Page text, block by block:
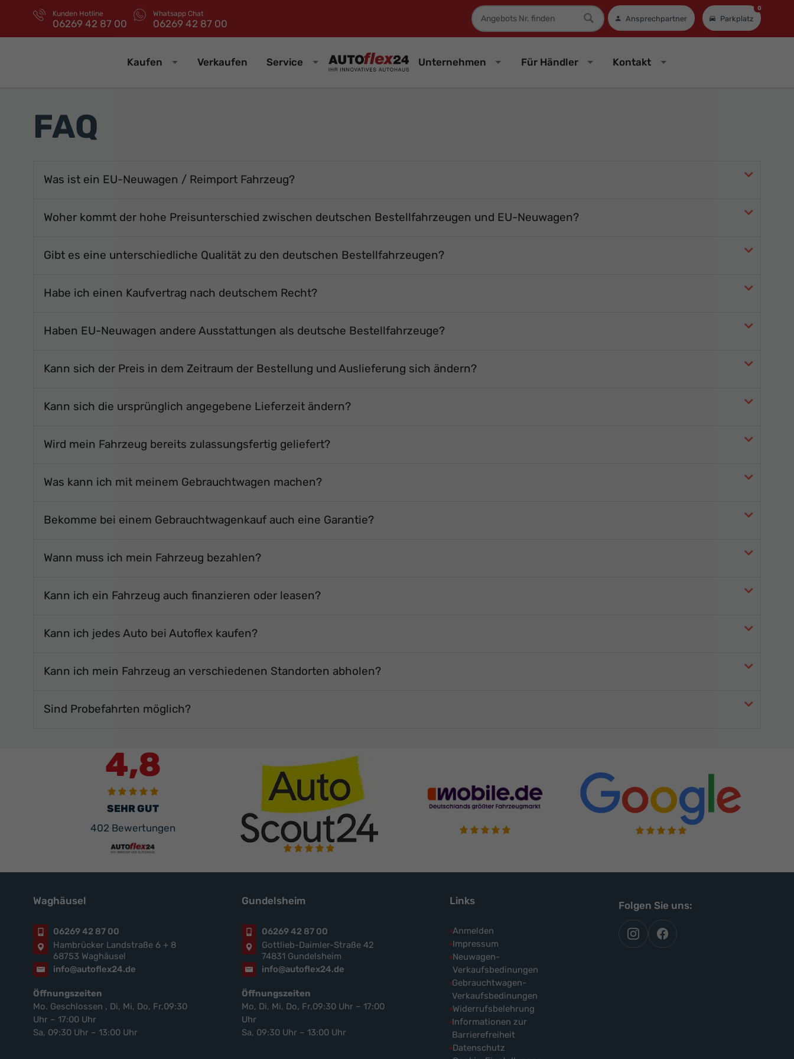
Kunden Hotline
06269 42 87 00
Whatsapp Chat
06269 42 87 00
Fahrzeugnummer
Ansprechpartner Parkplatz
0
Kaufen Verkaufen Service Unternehmen Für Händler Kontakt
FAQ
Was ist ein EU-Neuwagen / Reimport Fahrzeug?
Woher kommt der hohe Preisunterschied zwischen deutschen Bestellfahrzeugen und EU-Neuwagen?
Gibt es eine unterschiedliche Qualität zu den deutschen Bestellfahrzeugen?
Habe ich einen Kaufvertrag nach deutschem Recht?
Haben EU-Neuwagen andere Ausstattungen als deutsche Bestellfahrzeuge?
Kann sich der Preis in dem Zeitraum der Bestellung und Auslieferung sich ändern?
Kann sich die ursprünglich angegebene Lieferzeit ändern?
Wird mein Fahrzeug bereits zulassungsfertig geliefert?
Was kann ich mit meinem Gebrauchtwagen machen?
Bekomme bei einem Gebrauchtwagenkauf auch eine Garantie?
Wann muss ich mein Fahrzeug bezahlen?
Kann ich ein Fahrzeug auch finanzieren oder leasen?
Kann ich jedes Auto bei Autoflex kaufen?
Kann ich mein Fahrzeug an verschiedenen Standorten abholen?
Sind Probefahrten möglich?
4,8
SEHR GUT
402 Bewertungen
Waghäusel
06269 42 87 00
Hambrücker Landstraße 6 + 8
68753 Waghäusel
info@autoflex24.de
Öffnungszeiten
Mo. Geschlossen , Di, Mi, Do, Fr,09:30
Uhr – 17:00 Uhr
Sa, 09:30 Uhr – 13:00 Uhr
Gundelsheim
06269 42 87 00
Gottlieb-Daimler-Straße 42
74831 Gundelsheim
info@autoflex24.de
Öffnungszeiten
Mo, Di, Mi, Do, Fr,09:30 Uhr – 17:00
Uhr
Sa, 09:30 Uhr – 13:00 Uhr
Links
Anmelden
Impressum
Neuwagen-
Verkaufsbedinungen
Gebrauchtwagen-
Verkaufsbedinungen
Widerrufsbelehrung
Informationen zur
Barrierefreiheit
Datenschutz
Folgen Sie uns:
autoflex
auf
autoflex24
auf